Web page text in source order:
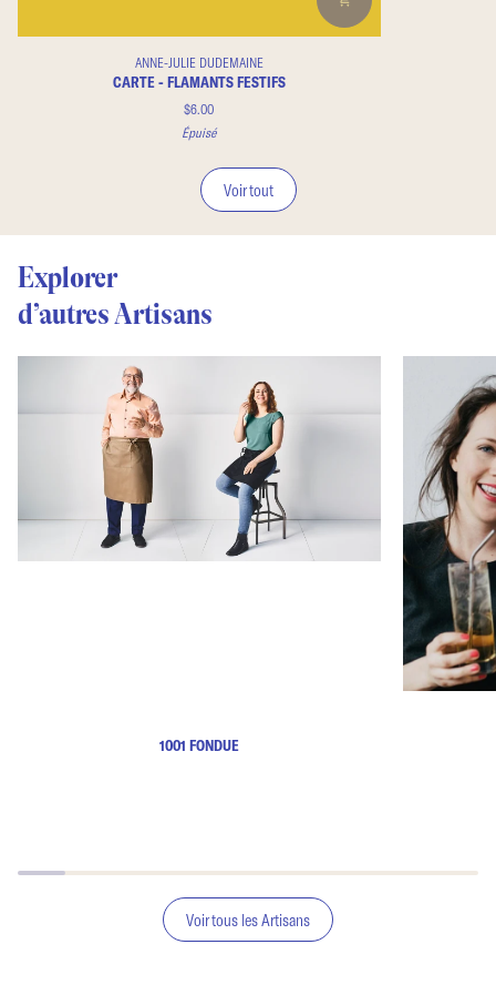
ANNE-JULIE DUDEMAINE
CARTE - FLAMANTS FESTIFS
$6.00
Épuisé
Voir tout
Explorer
d’autres Artisans
1001 FONDUE
Voir tous les Artisans